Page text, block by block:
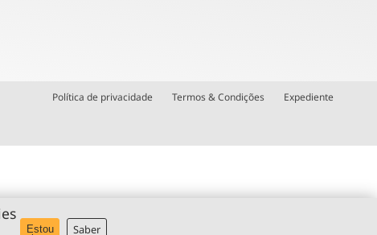
Política de privacidade Termos & Condições Expediente
Estou
Saber